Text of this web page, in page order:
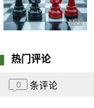
热门评论
0 条评论